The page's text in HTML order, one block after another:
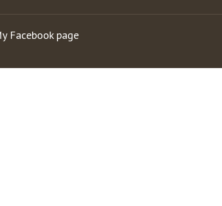
Facebook page